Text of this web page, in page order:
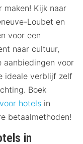
maken! Kijk naar
Loubet en
voor een
naar cultuur,
aanbiedingen voor
ideale verblijf zelf
Boek
hotels in
betaalmethoden!
in